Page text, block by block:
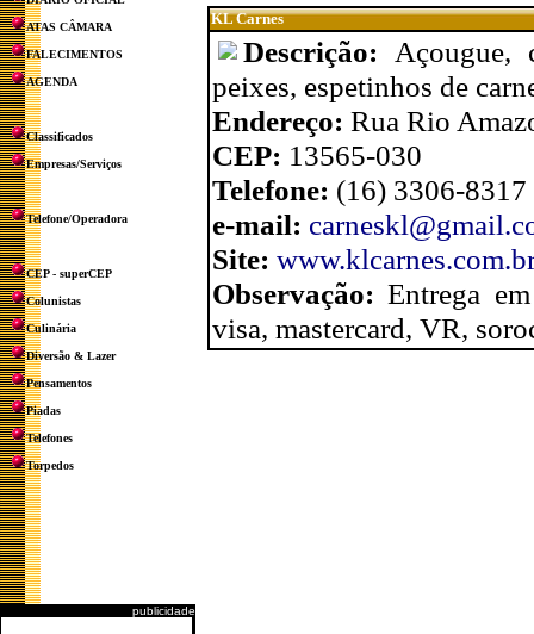
ATAS CÂMARA
FALECIMENTOS
AGENDA
Classificados
Empresas/Serviços
Telefone/Operadora
CEP - superCEP
Colunistas
Culinária
Diversão & Lazer
Pensamentos
Piadas
Telefones
Torpedos
publicidade
KL Carnes
Descrição: Açougue,
peixes, espetinhos de
Endereço: Rua Rio
CEP: 13565-030
Telefone: (16) 3306-8317
e-mail:
Site:
Observação:Entrega
visa, mastercard, VR,